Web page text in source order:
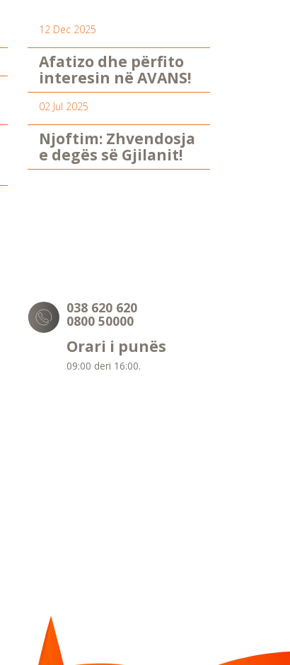
12 Dec 2025
Afatizo dhe përfito
interesin në AVANS!
02 Jul 2025
Njoftim: Zhvendosja
e degës së Gjilanit!
038 620 620
0800 50000
Orari i punës
09:00 deri 16:00.